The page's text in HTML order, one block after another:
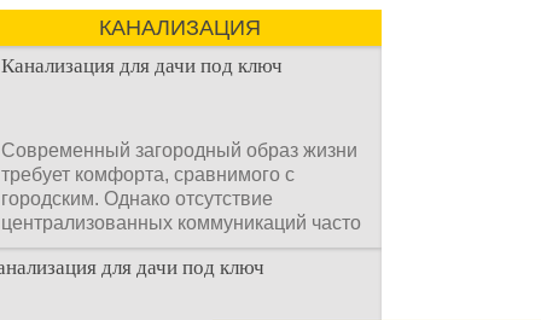
и на загородных
КАНАЛИЗАЦИЯ
Канализация для дачи под ключ
Современный загородный образ жизни
требует комфорта, сравнимого с
городским. Однако отсутствие
централизованных коммуникаций часто
становится главным препятствием.
Многие владельцы ошибочно полагают,
для дачи под ключ